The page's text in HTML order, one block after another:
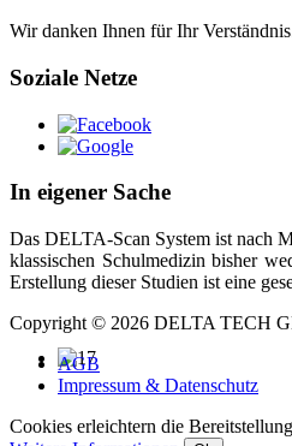
Wir danken Ihnen für Ihr
Soziale Netze
In eigener Sache
Das DELTA-Scan System ist nach
klassischen Schulmedizin bisher
Erstellung dieser Studien ist eine
Copyright © 2026 DELTA TECH
AGB
Impressum & Datenschutz
Cookies erleichtern die